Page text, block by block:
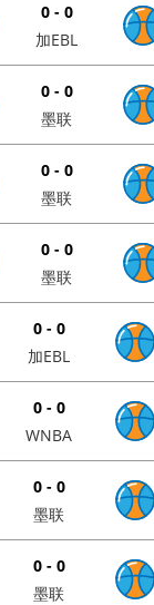
0 - 0
加EBL
0 - 0
墨联
0 - 0
墨联
0 - 0
墨联
0 - 0
加EBL
0 - 0
WNBA
0 - 0
墨联
0 - 0
墨联